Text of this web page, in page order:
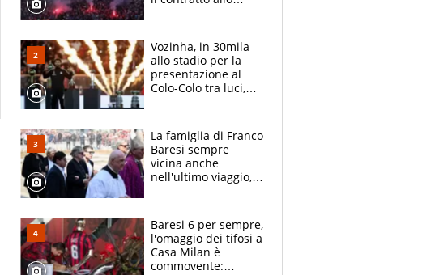
Vozinha, in 30mila
allo stadio per la
presentazione al
Colo-Colo tra luci,
La famiglia di Franco
Baresi sempre
vicina anche
nell'ultimo viaggio,
circondati
dall'affetto dei tifosi
Baresi 6 per sempre,
l'omaggio dei tifosi a
Casa Milan è
commovente: